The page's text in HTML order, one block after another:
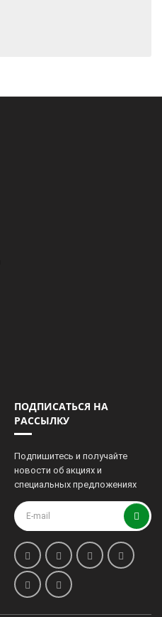
ПОДПИСАТЬСЯ НА
РАССЫЛКУ
Подпишитесь и получайте
новости об акциях и
специальных предложениях